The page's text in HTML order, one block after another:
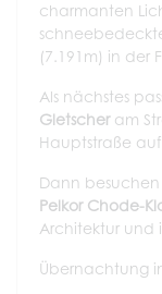
charmanten
(7.191m) in der
Als nächstes
Gletscheram
Hauptstraße
Dann
Pelkor Chode-
Architektur und
Übernachtung